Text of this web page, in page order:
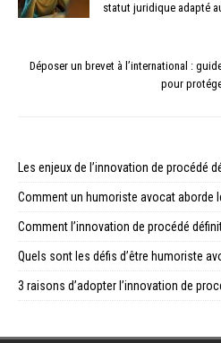
statut juridique adapté
Déposer un brevet à l’international :
pour
Les enjeux de l’innovation de procédé
Comment un humoriste avocat aborde
Comment l’innovation de procédé
Quels sont les défis d’être humoriste
3 raisons d’adopter l’innovation de